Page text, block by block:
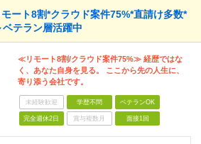
ート8割*クラウド案件75%*直請け多数*
テラン層活躍中
≪リモート8割/クラウド案件75%≫ 経歴ではな
く、あなた自身を見る。 ここから先の人生に、
寄り添う会社です。
未経験歓迎 学歴不問 ベテランOK
完全週休2日 賞与複数月 面接1回